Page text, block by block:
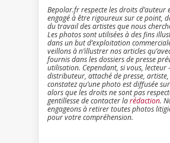
Bepolar.fr respecte les droits d’auteur
engagé à être rigoureux sur ce point,
du travail des artistes que nous
Les photos sont utilisées à des fins
dans un but d’exploitation
veillons à n’illustrer nos articles
fournis dans les dossiers de presse
utilisation. Cependant, si vous, lecteur
distributeur, attaché de presse,
constatez qu’une photo est diffusée
alors que les droits ne sont pas
gentillesse de contacter larédaction.
engageons à retirer toutes photos
pour votre compréhension.